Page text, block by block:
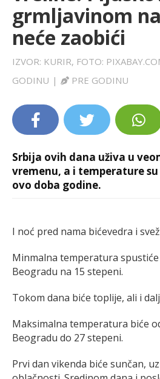
grmljavinom
neće zaobići
IZVOR: KURIR, FOTO:
GODINU | PRE GODINU
Srbija ovih dana uživa u
vremenu, a i temperature su
ovo doba godine.
I noć pred nama bićevedra i
Minmalna temperatura spustiće
Beogradu na 15 stepeni.
Tokom dana biće toplije, ali i
Maksimalna temperatura biće
Beogradu do 27 stepeni.
Prvi dan vikenda biće sunčan,